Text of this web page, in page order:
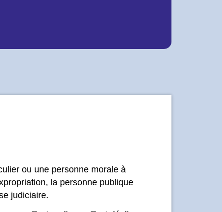
ou une personne morale à
la personne publique
judiciaire.